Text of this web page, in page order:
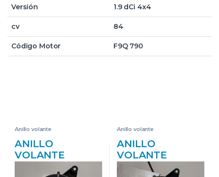
Versión 1.9 dCi 4x4
cv 84
Código Motor F9Q 790
Anillo volante
ANILLO
VOLANTE
Anillo volante
ANILLO
VOLANTE
RENAULT